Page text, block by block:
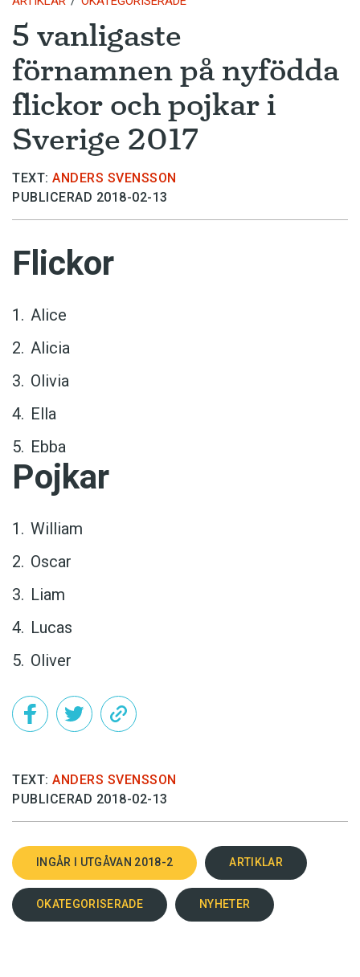
5 vanligaste
förnamnen på nyfödda
flickor och pojkar i
Sverige 2017
TEXT: ANDERS SVENSSON
PUBLICERAD 2018-02-13
Flickor
Alice
Alicia
Olivia
Ella
Ebba
Pojkar
William
Oscar
Liam
Lucas
Oliver
TEXT: ANDERS SVENSSON
PUBLICERAD 2018-02-13
INGÅR I UTGÅVAN 2018-2 ARTIKLAR
OKATEGORISERADE NYHETER